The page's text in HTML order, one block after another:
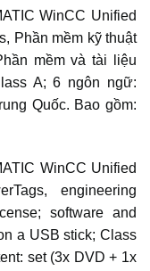
WinCC Unified
Phần mềm kỹ thuật
mềm và tài liệu
A; 6 ngôn ngữ:
Quốc. Bao gồm:
WinCC Unified
engineering
software and
a USB stick; Class
set (3x DVD + 1x